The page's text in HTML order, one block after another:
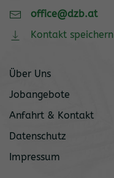
office@dzb.at
Kontakt speichern
Über Uns
Jobangebote
Anfahrt & Kontakt
Datenschutz
Impressum